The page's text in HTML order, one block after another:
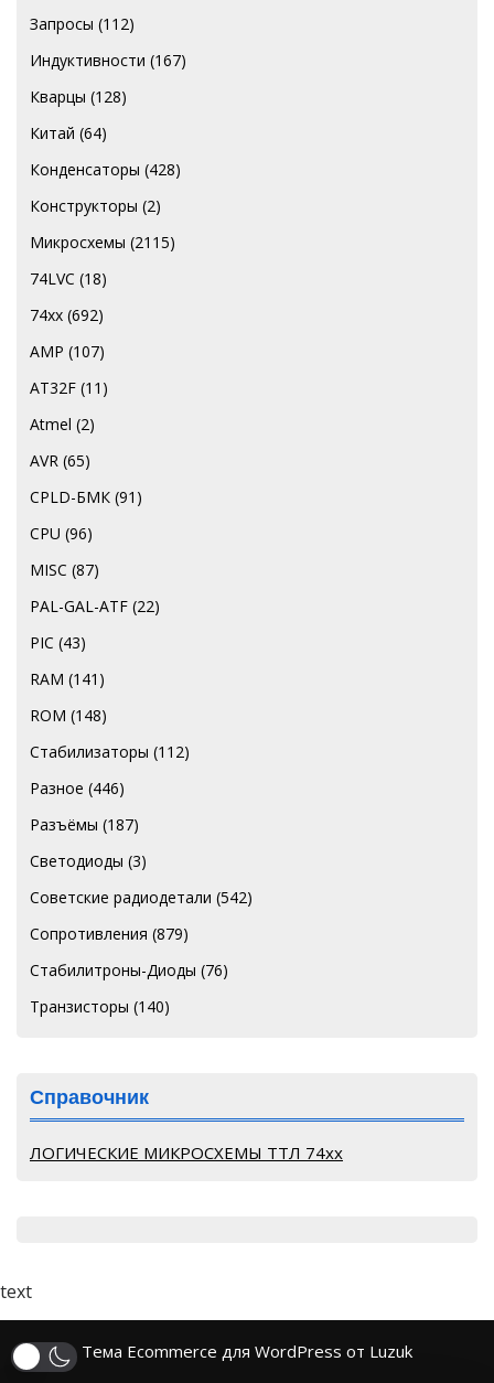
Запросы (112)
Индуктивности (167)
Кварцы (128)
Китай (64)
Конденсаторы (428)
Конструкторы (2)
Микросхемы (2115)
74LVC (18)
74хх (692)
AMP (107)
AT32F (11)
Atmel (2)
AVR (65)
CPLD-БМК (91)
CPU (96)
MISC (87)
PAL-GAL-ATF (22)
PIC (43)
RAM (141)
ROM (148)
Стабилизаторы (112)
Разное (446)
Разъёмы (187)
Светодиоды (3)
Советские радиодетали (542)
Сопротивления (879)
Стабилитроны-Диоды (76)
Транзисторы (140)
Справочник
ЛОГИЧЕСКИЕ МИКРОСХЕМЫ ТТЛ 74хх
text
Тема Ecommerce для WordPress от Luzuk